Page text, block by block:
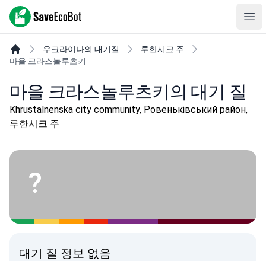
SaveEcoBot
우크라이나의 대기질
루한시크 주
마을 크라스놀루츠키
마을 크라스놀루츠키의 대기 질
Khrustalnenska city community, Ровеньківський район,
루한시크 주
?
대기 질 정보 없음